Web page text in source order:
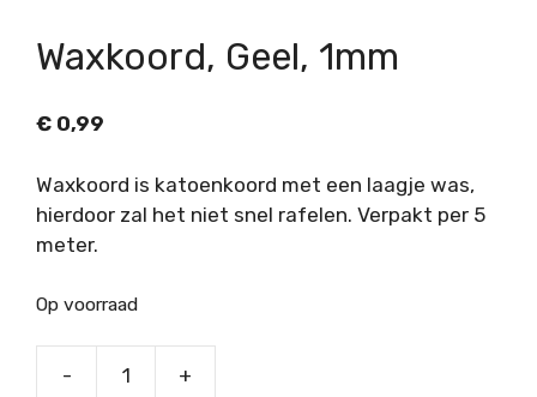
Waxkoord, Geel, 1mm
€ 0,99
Waxkoord is katoenkoord met een laagje was,
hierdoor zal het niet snel rafelen. Verpakt per 5
meter.
Op voorraad
- +